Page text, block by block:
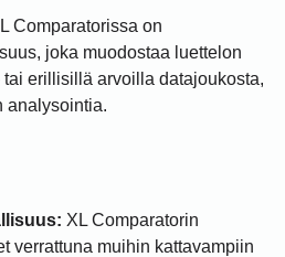
Comparatorissa on
joka muodostaa luettelon
erillisillä arvoilla datajoukosta,
analysointia.
XL Comparatorin
verrattuna muihin kattavampiin